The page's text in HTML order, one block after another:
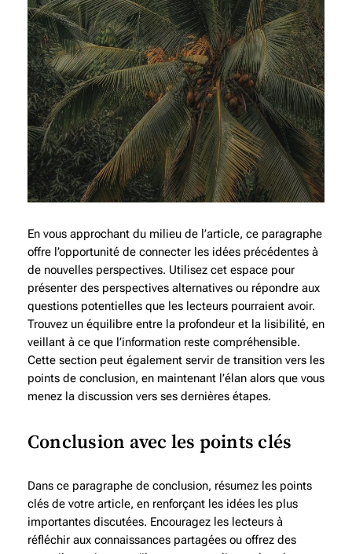
En vous approchant du milieu de l’article, ce paragraphe
offre l’opportunité de connecter les idées précédentes à
de nouvelles perspectives. Utilisez cet espace pour
présenter des perspectives alternatives ou répondre aux
questions potentielles que les lecteurs pourraient avoir.
Trouvez un équilibre entre la profondeur et la lisibilité, en
veillant à ce que l’information reste compréhensible.
Cette section peut également servir de transition vers les
points de conclusion, en maintenant l’élan alors que vous
menez la discussion vers ses dernières étapes.
Conclusion avec les points clés
Dans ce paragraphe de conclusion, résumez les points
clés de votre article, en renforçant les idées les plus
importantes discutées. Encouragez les lecteurs à
réfléchir aux connaissances partagées ou offrez des